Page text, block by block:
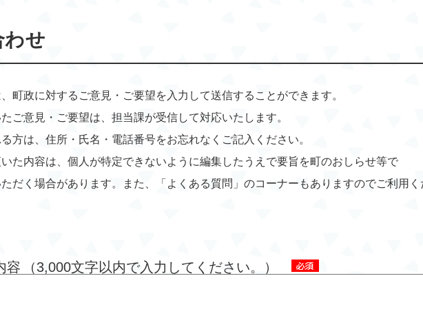
わせ
町政に対するご意見・ご要望を入力して送信することができます。
ご意見・ご要望は、担当課が受信して対応いたします。
方は、住所・氏名・電話番号をお忘れなくご記入ください。
た内容は、個人が特定できないように編集したうえで要旨を町のおしらせ等で
だく場合があります。また、「よくある質問」のコーナーもありますのでご利用
容 （3,000文字以内で入力してください。）